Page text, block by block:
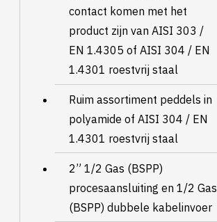
contact komen met het
product zijn van AISI 303 /
EN 1.4305 of AISI 304 / EN
1.4301 roestvrij staal
Ruim assortiment peddels in
polyamide of AISI 304 / EN
1.4301 roestvrij staal
2” 1/2 Gas (BSPP)
procesaansluiting en 1/2 Gas
(BSPP) dubbele kabelinvoer